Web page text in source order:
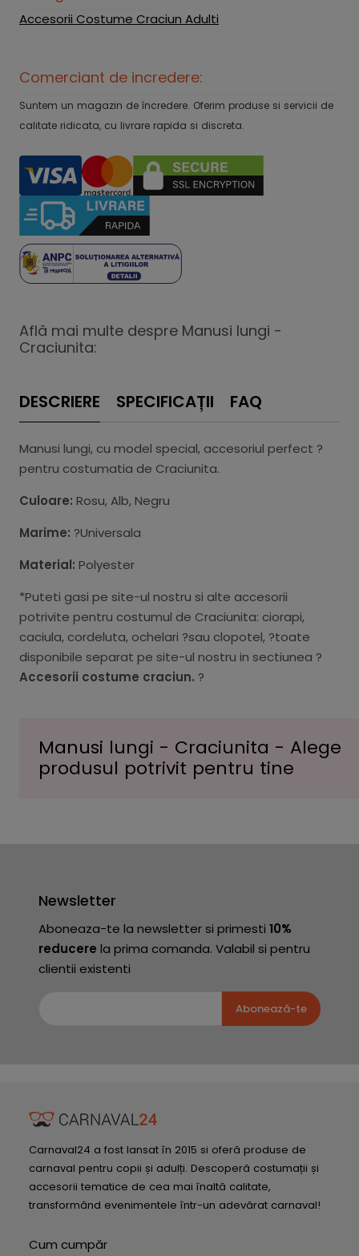
Accesorii Costume Craciun Adulti
Comerciant de incredere:
Suntem un magazin de încredere. Oferim produse si servicii de
calitate ridicata, cu livrare rapida si discreta.
Află mai multe despre Manusi lungi -
Craciunita:
DESCRIERE SPECIFICAȚII FAQ
Manusi lungi, cu model special, accesoriul perfect ?
pentru costumatia de Craciunita.
Culoare: Rosu, Alb, Negru
Marime: ?Universala
Material: Polyester
*Puteti gasi pe site-ul nostru si alte accesorii
potrivite pentru costumul de Craciunita: ciorapi,
caciula, cordeluta, ochelari ?sau clopotel, ?toate
disponibile separat pe site-ul nostru in sectiunea ?
Accesorii costume craciun. ?
Manusi lungi - Craciunita - Alege
produsul potrivit pentru tine
Newsletter
Aboneaza-te la newsletter si primesti 10%
reducere la prima comanda. Valabil si pentru
clientii existenti
Abonează-te
Carnaval24 a fost lansat în 2015 si oferă produse de
carnaval pentru copii și adulți. Descoperă costumații și
accesorii tematice de cea mai înaltă calitate,
transformând evenimentele într-un adevărat carnaval!
Cum cumpăr